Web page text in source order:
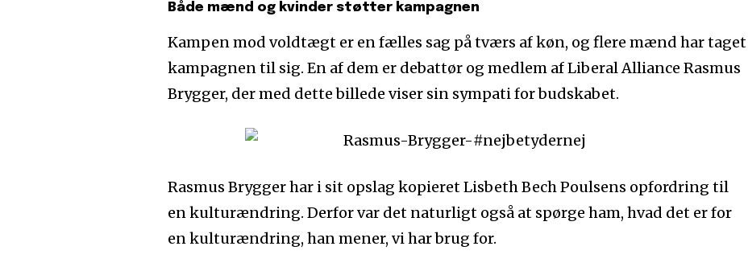
Både mænd og kvinder støtter kampagnen
Kampen mod voldtægt er en fælles sag på tværs af køn, og flere mænd har taget
kampagnen til sig. En af dem er debattør og medlem af Liberal Alliance Rasmus
Brygger, der med dette billede viser sin sympati for budskabet.
Rasmus Brygger har i sit opslag kopieret Lisbeth Bech Poulsens opfordring til
en kulturændring. Derfor var det naturligt også at spørge ham, hvad det er for
en kulturændring, han mener, vi har brug for.